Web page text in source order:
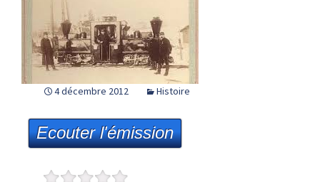
4 décembre 2012 Histoire
Ecouter l'émission